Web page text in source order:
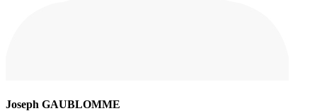
Joseph GAUBLOMME